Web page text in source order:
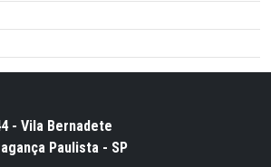
- Vila Bernadete
Paulista - SP